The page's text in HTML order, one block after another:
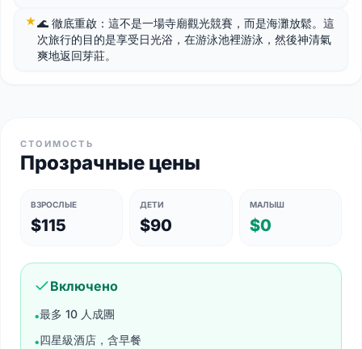
🌊 徹底重啟：這不是一場寺廟觀光競賽，而是海灘放鬆。這
次旅行的目的是享受日光浴，在游泳池裡游泳，然後神清氣
爽地返回芽莊。
СТОИМОСТЬ
Прозрачные цены
ВЗРОСЛЫЕ
$115
ДЕТИ
$90
МАЛЫШ
$0
Включено
•最多 10 人成團
•四星級酒店，含早餐